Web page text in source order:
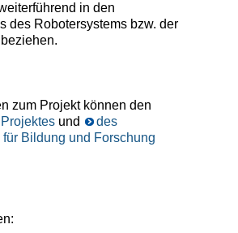
in den
des Robotersystems bzw. der
zum Projekt können den
und
des
Bildung und Forschung